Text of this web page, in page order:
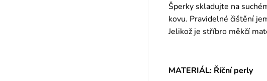
Šperky skladujte na
kovu. Pravidelné čištění
Jelikož je stříbro měkčí
MATERIÁL: Říční perly